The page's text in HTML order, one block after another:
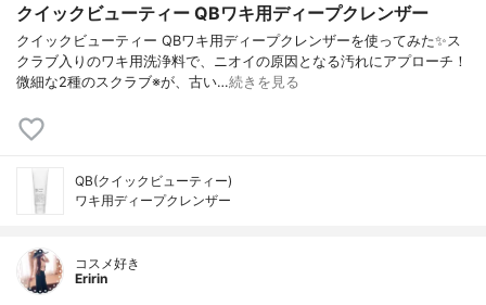
クイックビューティー QBワキ用ディープクレンザー
クイックビューティー QBワキ用ディープクレンザーを使ってみた✨ス
クラブ入りのワキ用洗浄料で、ニオイの原因となる汚れにアプローチ！
微細な2種のスクラブ※が、古い…続きを見る
QB(クイックビューティー)
ワキ用ディープクレンザー
コスメ好き
Eririn